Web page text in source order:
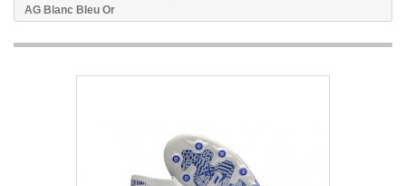
AG Blanc Bleu Or